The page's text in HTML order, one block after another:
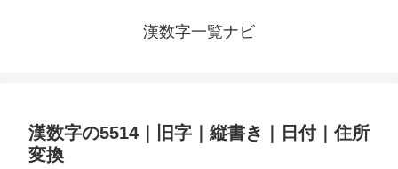
漢数字一覧ナビ
漢数字の5514｜旧字｜縦書き｜日付｜住所
変換